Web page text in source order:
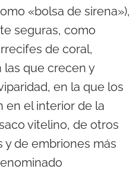
«bolsa de sirena»),
seguras, como
de coral,
las que crecen y
en la que los
en el interior de la
vitelino, de otros
de embriones más